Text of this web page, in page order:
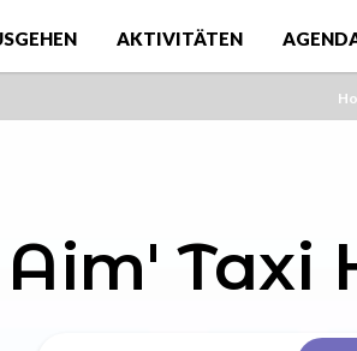
AKTIVITÄTEN
Aim' Taxi